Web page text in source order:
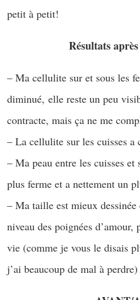
petit à petit!
Résultats
– Ma cellulite sur et sous les
diminué, elle reste un peu
contracte, mais ça ne me
– La cellulite sur les cuisses a
– Ma peau entre les cuisses et
plus ferme et a nettement un
– Ma taille est mieux
niveau des poignées
vie (comme je vous le disais
j’ai beaucoup de mal à perdre)